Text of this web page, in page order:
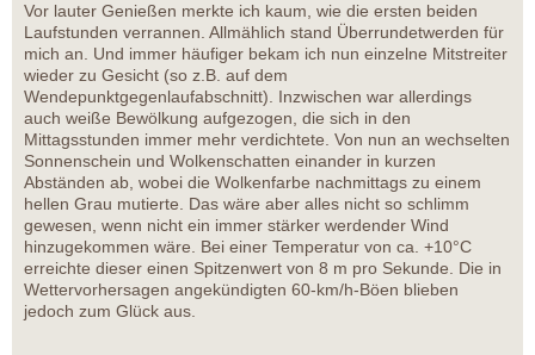
Vor lauter Genießen merkte ich kaum, wie die ersten beiden
Laufstunden verrannen. Allmählich stand Überrundetwerden für
mich an. Und immer häufiger bekam ich nun einzelne Mitstreiter
wieder zu Gesicht (so z.B. auf dem
Wendepunktgegenlaufabschnitt). Inzwischen war allerdings
auch weiße Bewölkung aufgezogen, die sich in den
Mittagsstunden immer mehr verdichtete. Von nun an wechselten
Sonnenschein und Wolkenschatten einander in kurzen
Abständen ab, wobei die Wolkenfarbe nachmittags zu einem
hellen Grau mutierte. Das wäre aber alles nicht so schlimm
gewesen, wenn nicht ein immer stärker werdender Wind
hinzugekommen wäre. Bei einer Temperatur von ca. +10°C
erreichte dieser einen Spitzenwert von 8 m pro Sekunde. Die in
Wettervorhersagen angekündigten 60-km/h-Böen blieben
jedoch zum Glück aus.